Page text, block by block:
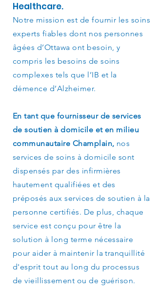
Healthcare.
Notre mission est de fournir les soins
experts fiables dont nos personnes
âgées d’Ottawa ont besoin, y
compris les besoins de soins
complexes tels que l’IB et la
démence d’Alzheimer.
En tant que fournisseur de services
de soutien à domicile et en milieu
communautaire Champlain, nos
services de soins à domicile sont
dispensés par des infirmières
hautement qualifiées et des
préposés aux services de soutien à la
personne certifiés. De plus, chaque
service est conçu pour être la
solution à long terme nécessaire
pour aider à maintenir la tranquillité
d'esprit tout au long du processus
de vieillissement ou de guérison.